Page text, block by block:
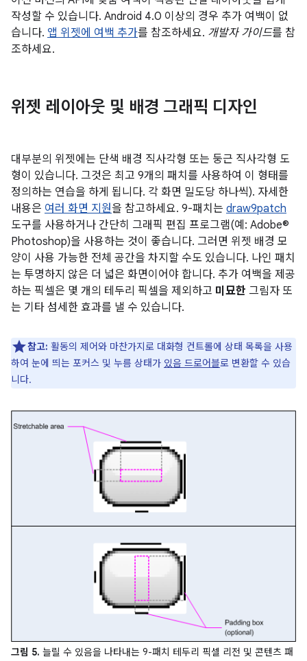
작성할 수 있습니다. Android 4.0 이상의 경우 추가 여백이 없
습니다. 앱 위젯에 여백 추가를 참조하세요. 개발자 가이드를 참
조하세요.
위젯 레이아웃 및 배경 그래픽 디자인
대부분의 위젯에는 단색 배경 직사각형 또는 둥근 직사각형 도
형이 있습니다. 그것은 최고 9개의 패치를 사용하여 이 형태를
정의하는 연습을 하게 됩니다. 각 화면 밀도당 하나씩). 자세한
내용은 여러 화면 지원을 참고하세요. 9-패치는 draw9patch
도구를 사용하거나 간단히 그래픽 편집 프로그램(예: Adobe®
Photoshop)을 사용하는 것이 좋습니다. 그러면 위젯 배경 모
양이 사용 가능한 전체 공간을 차지할 수도 있습니다. 나인 패치
는 투명하지 않은 더 넓은 화면이어야 합니다. 추가 여백을 제공
하는 픽셀은 몇 개의 테두리 픽셀을 제외하고 미묘한 그림자 또
는 기타 섬세한 효과를 낼 수 있습니다.
참고: 활동의 제어와 마찬가지로 대화형 컨트롤에 상태 목록을 사용
하여 눈에 띄는 포커스 및 누름 상태가 있음 드로어블로 변환할 수 있습
니다.
그림 5. 늘릴 수 있음을 나타내는 9-패치 테두리 픽셀 리전 및 콘텐츠 패